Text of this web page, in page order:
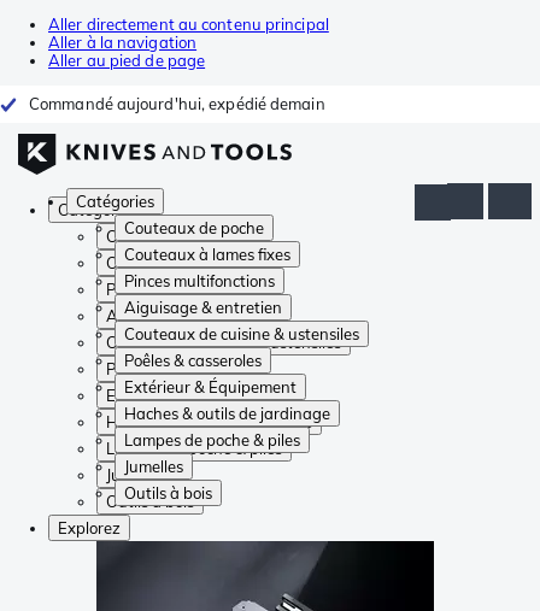
Aller directement au contenu principal
Aller à la navigation
Aller au pied de page
Commandé aujourd'hui, expédié demain
Catégories
Couteaux de poche
Couteaux à lames fixes
Pinces multifonctions
Aiguisage & entretien
Couteaux de cuisine & ustensiles
Poêles & casseroles
Extérieur & Équipement
Haches & outils de jardinage
Lampes de poche & piles
Jumelles
Outils à bois
Catégories
Couteaux de poche
Couteaux à lames fixes
Pinces multifonctions
Aiguisage & entretien
Couteaux de cuisine & ustensiles
Poêles & casseroles
Extérieur & Équipement
Haches & outils de jardinage
Lampes de poche & piles
Jumelles
Outils à bois
Explorez